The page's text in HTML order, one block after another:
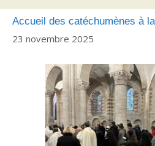
Accueil des catéchumènes à
23 novembre 2025